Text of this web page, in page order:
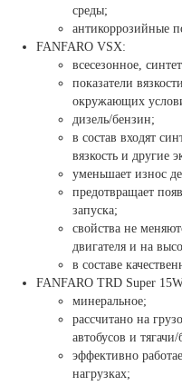
среды;
антикоррозийные
FANFARO VSX:
всесезонное,
показатели
окружающих
дизель/бензин;
в состав входят
вязкость и другие
уменьшает износ
предотвращает
запуска;
свойства не
двигателя и на
в составе
FANFARO TRD Super
минеральное;
рассчитано на
автобусов и
эффективно
нагрузках;